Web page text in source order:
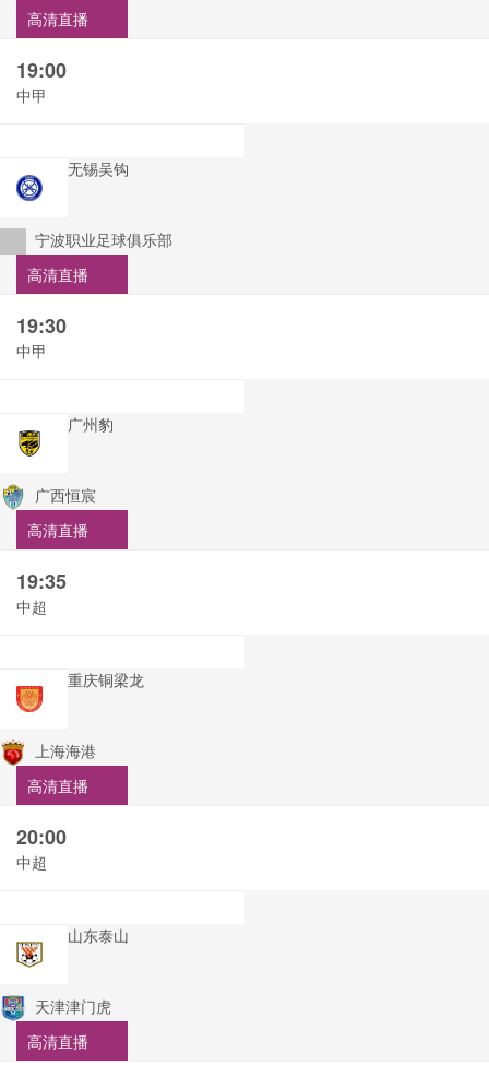
高清直播
19:00
中甲
无锡吴钩
宁波职业足球俱乐部
高清直播
19:30
中甲
广州豹
广西恒宸
高清直播
19:35
中超
重庆铜梁龙
上海海港
高清直播
20:00
中超
山东泰山
天津津门虎
高清直播